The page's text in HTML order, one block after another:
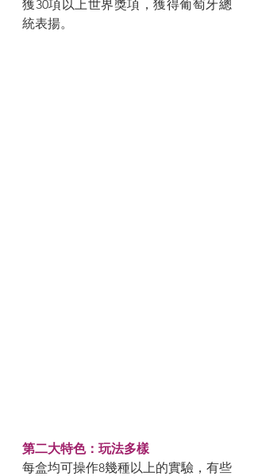
獲30項以上世界獎項，獲得葡萄牙總
統表揚。
第二大特色：玩法多樣
每盒均可操作8幾種以上的實驗，有些